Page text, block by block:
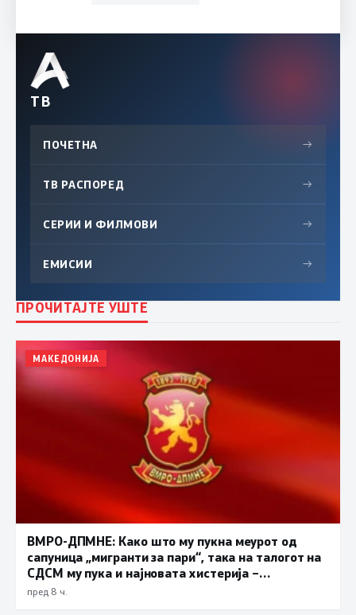
ТВ
ПОЧЕТНА →
ТВ РАСПОРЕД →
СЕРИИ И ФИЛМОВИ →
ЕМИСИИ →
ПРОЧИТАЈТЕ УШТЕ
МАКЕДОНИЈА
ВМРО-ДПМНЕ: Како што му пукна меурот од
сапуница „мигранти за пари“, така на талогот на
СДСМ му пука и најновата хистерија –
прифаќање на француски предлог
пред 8 ч.